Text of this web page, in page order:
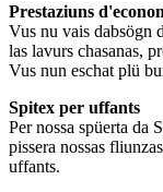
Prestaziuns
Vus nu vais dabsögn
las lavurs chasanas,
Vus nun eschat plü
Spitex per uffants
Per nossa spüerta da
pissera nossas
uffants.